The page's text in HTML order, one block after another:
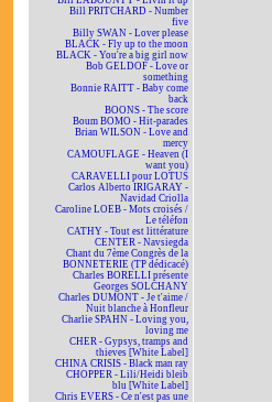
Bill PRITCHARD - Number
five
Billy SWAN - Lover please
BLACK - Fly up to the moon
BLACK - You're a big girl now
Bob GELDOF - Love or
something
Bonnie RAITT - Baby come
back
BOONS - The score
Boum BOMO - Hit-parades
Brian WILSON - Love and
mercy
CAMOUFLAGE - Heaven (I
want you)
CARAVELLI pour LOTUS
Carlos Alberto IRIGARAY -
Navidad Criolla
Caroline LOEB - Mots croisés /
Le téléfon
CATHY - Tout est littérature
CENTER - Navsiegda
Chant du 7ème Congrès de la
BONNETERIE (TP dédicacé)
Charles BORELLI présente
Georges SOLCHANY
Charles DUMONT - Je t'aime /
Nuit blanche à Honfleur
Charlie SPAHN - Loving you,
loving me
CHER - Gypsys, tramps and
thieves [White Label]
CHINA CRISIS - Black man ray
CHOPPER - Lili/Heidi bleib
blu [White Label]
Chris EVERS - Ce n'est pas une